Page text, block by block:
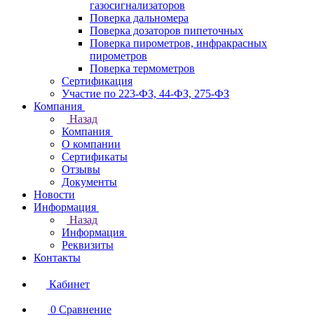
газосигнализаторов
Поверка дальномера
Поверка дозаторов пипеточных
Поверка пирометров, инфракрасных
пирометров
Поверка термометров
Сертификация
Участие по 223-ФЗ, 44-ФЗ, 275-ФЗ
Компания
Назад
Компания
О компании
Сертификаты
Отзывы
Документы
Новости
Информация
Назад
Информация
Реквизиты
Контакты
Кабинет
0 Сравнение